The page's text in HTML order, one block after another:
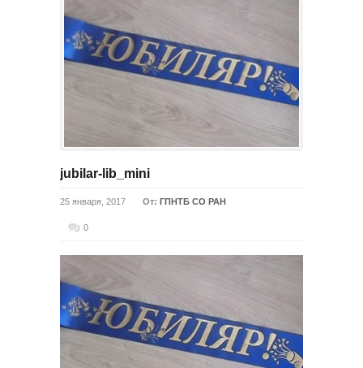
jubilar-lib_mini
25 января, 2017 От: ГПНТБ СО РАН
0